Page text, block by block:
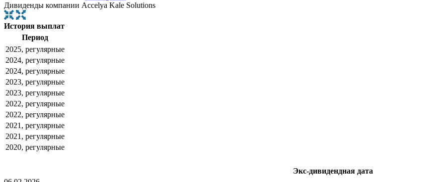
Дивиденды компании Accelya Kale Solutions
История выплат
Период
2025, регулярные
2024, регулярные
2024, регулярные
2023, регулярные
2023, регулярные
2022, регулярные
2022, регулярные
2021, регулярные
2021, регулярные
2020, регулярные
Экс-дивидендная дата